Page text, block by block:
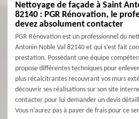
Nettoyage de façade à Saint
82140 : PGR Rénovation, le
devez absolument contacter
PGR Rénovation est un professionnel du
Antonin Noble Val 82140 et qui s’est fait
prestation. Possédant une équipe
propose différentes techniques pour
plus récalcitrantes recouvrant vos murs
découvrir ses réalisations sur son site
contacter pour lui demander un devis
Vous n’aurez pas à payer de frais pour ce